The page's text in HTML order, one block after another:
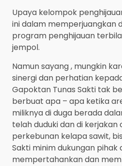
Upaya kelompok
ini dalam memperjuangkan
program penghijauan
jempol.
Namun sayang , mungkin
sinergi dan perhatian
Gapoktan Tunas Sakti tak
berbuat apa – apa ketika
miliknya di duga berada
telah duduki dan di kerjakan
perkebunan kelapa sawit,
Sakti minim dukungan
mempertahankan dan